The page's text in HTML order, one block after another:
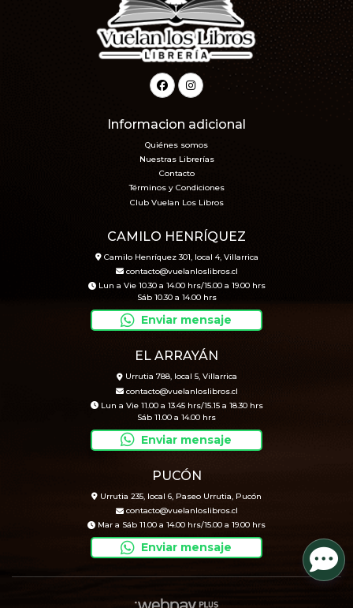
Informacion adicional
Quiénes somos
Nuestras Librerías
Contacto
Términos y Condiciones
Club Vuelan Los Libros
CAMILO HENRÍQUEZ
Camilo Henríquez 301, local 4, Villarrica
contacto@vuelanloslibros.cl
Lun a Vie 10.30 a 14.00 hrs/15.00 a 19.00 hrs
Sáb 10.30 a 14.00 hrs
Enviar mensaje
EL ARRAYÁN
Urrutia 788, local 5, Villarrica
contacto@vuelanloslibros.cl
Lun a Vie 11.00 a 13.45 hrs/15.15 a 18.30 hrs
Sáb 11.00 a 14.00 hrs
Enviar mensaje
PUCÓN
Urrutia 235, local 6, Paseo Urrutia, Pucón
contacto@vuelanloslibros.cl
Mar a Sáb 11.00 a 14.00 hrs/15.00 a 19.00 hrs
Enviar mensaje